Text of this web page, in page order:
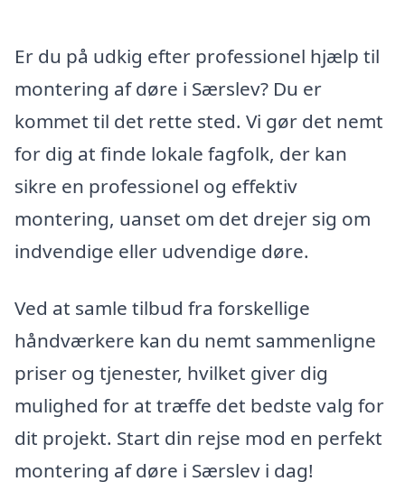
Er du på udkig efter professionel hjælp til
montering af døre i Særslev? Du er
kommet til det rette sted. Vi gør det nemt
for dig at finde lokale fagfolk, der kan
sikre en professionel og effektiv
montering, uanset om det drejer sig om
indvendige eller udvendige døre.
Ved at samle tilbud fra forskellige
håndværkere kan du nemt sammenligne
priser og tjenester, hvilket giver dig
mulighed for at træffe det bedste valg for
dit projekt. Start din rejse mod en perfekt
montering af døre i Særslev i dag!